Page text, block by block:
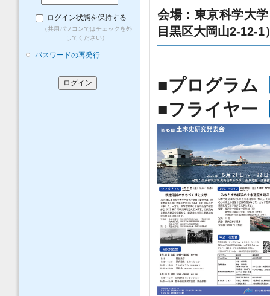
ログイン状態を保持する
（共用パソコンではチェックを外
してください）
パスワードの再発行
会場： 東京科学大
目黒区大岡山2-
■プログラム
■フライヤー